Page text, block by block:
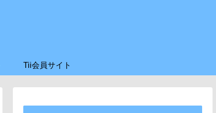
Tii会員サイト